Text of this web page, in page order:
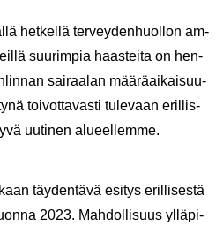
het­kel­lä ter­vey­den­huol­lon am­
suu­rim­pia haas­tei­ta on hen­
sai­raa­lan mää­rä­ai­kai­suu­
toi­vot­ta­vas­ti tu­le­vaan eril­lis­
uu­ti­nen alu­eel­lem­me.
täy­den­tä­vä esi­tys eril­li­ses­tä
2023. Mah­dol­li­suus yl­lä­pi­